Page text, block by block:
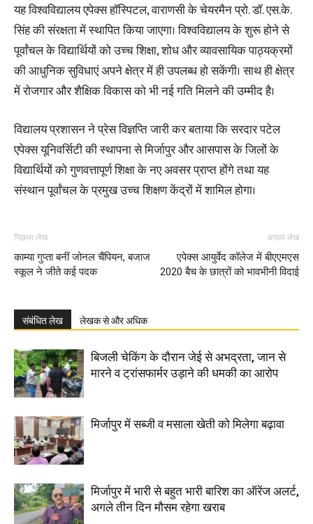
यह विश्वविद्यालय एपेक्स हॉस्पिटल, वाराणसी के चेयरमैन प्रो. डॉ. एस.के.
सिंह की संरक्षता में स्थापित किया जाएगा। विश्वविद्यालय के शुरू होने से
पूर्वांचल के विद्यार्थियों को उच्च शिक्षा, शोध और व्यावसायिक पाठ्यक्रमों
की आधुनिक सुविधाएं अपने क्षेत्र में ही उपलब्ध हो सकेंगी। साथ ही क्षेत्र
में रोजगार और शैक्षिक विकास को भी नई गति मिलने की उम्मीद है।
विद्यालय प्रशासन ने प्रेस विज्ञप्ति जारी कर बताया कि सरदार पटेल
एपेक्स यूनिवर्सिटी की स्थापना से मिर्जापुर और आसपास के जिलों के
विद्यार्थियों को गुणवत्तापूर्ण शिक्षा के नए अवसर प्राप्त होंगे तथा यह
संस्थान पूर्वांचल के प्रमुख उच्च शिक्षण केंद्रों में शामिल होगा।
पिछला लेख
काम्या गुप्ता बनीं जोनल चैंपियन, बजाज
स्कूल ने जीते कई पदक
अगला लेख
एपेक्स आयुर्वेद कॉलेज में बीएएमएस
2020 बैच के छात्रों को भावभीनी विदाई
संबंधित लेख लेखक से और अधिक
बिजली चेकिंग के दौरान जेई से अभद्रता, जान से
मारने व ट्रांसफार्मर उड़ाने की धमकी का आरोप
मिर्जापुर में सब्जी व मसाला खेती को मिलेगा बढ़ावा
मिर्जापुर में भारी से बहुत भारी बारिश का ऑरेंज अलर्ट,
अगले तीन दिन मौसम रहेगा खराब